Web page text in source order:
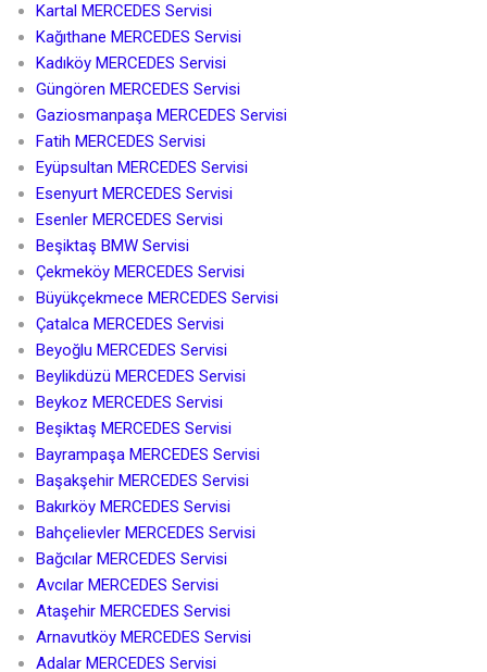
Kartal MERCEDES Servisi
Kağıthane MERCEDES Servisi
Kadıköy MERCEDES Servisi
Güngören MERCEDES Servisi
Gaziosmanpaşa MERCEDES Servisi
Fatih MERCEDES Servisi
Eyüpsultan MERCEDES Servisi
Esenyurt MERCEDES Servisi
Esenler MERCEDES Servisi
Beşiktaş BMW Servisi
Çekmeköy MERCEDES Servisi
Büyükçekmece MERCEDES Servisi
Çatalca MERCEDES Servisi
Beyoğlu MERCEDES Servisi
Beylikdüzü MERCEDES Servisi
Beykoz MERCEDES Servisi
Beşiktaş MERCEDES Servisi
Bayrampaşa MERCEDES Servisi
Başakşehir MERCEDES Servisi
Bakırköy MERCEDES Servisi
Bahçelievler MERCEDES Servisi
Bağcılar MERCEDES Servisi
Avcılar MERCEDES Servisi
Ataşehir MERCEDES Servisi
Arnavutköy MERCEDES Servisi
Adalar MERCEDES Servisi